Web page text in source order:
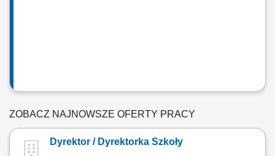
ZOBACZ NAJNOWSZE OFERTY PRACY
Dyrektor / Dyrektorka Szkoły